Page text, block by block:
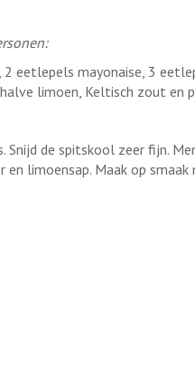
eetlepels mayonaise, 3
limoen, Keltisch zout en
de spitskool zeer fijn.
limoensap. Maak op